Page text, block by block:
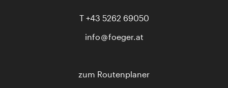
T +43 5262 69050
info
foeger.at
zum Routenplaner